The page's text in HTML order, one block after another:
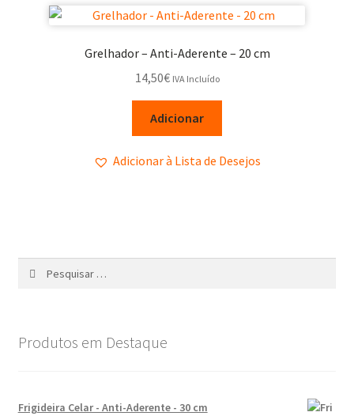
Grelhador – Anti-Aderente – 20 cm
14,50€ IVA Incluído
Adicionar
Adicionar à Lista de Desejos
Produtos em Destaque
Frigideira Celar - Anti-Aderente - 30 cm